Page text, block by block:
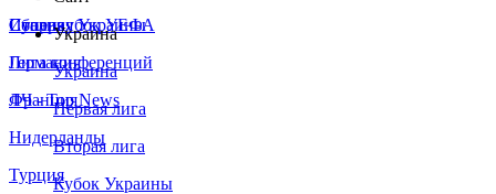
Сборная Украины
Италия
Германия
Франция
Нидерланды
Турция
Суперкубок УЕФА
Лига конференций
ЛЧ - Top News
Украина
Украина
Первая лига
Вторая лига
Кубок Украины